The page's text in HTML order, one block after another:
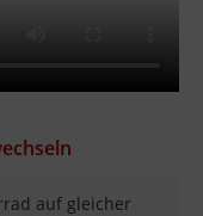
auf gleicher